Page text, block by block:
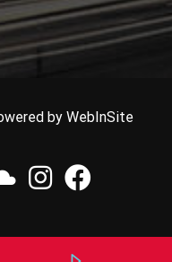
by WebInSite